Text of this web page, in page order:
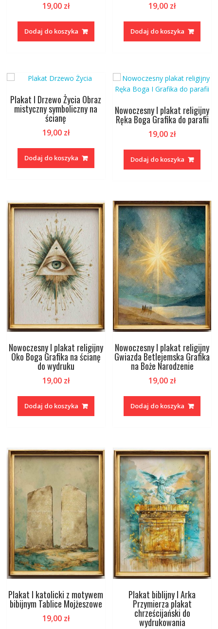
19,00 zł
Dodaj do koszyka
19,00 zł
Dodaj do koszyka
Plakat I Drzewo Życia Obraz
mistyczny symboliczny na
ścianę
19,00 zł
Dodaj do koszyka
Nowoczesny I plakat religijny
Ręka Boga Grafika do parafii
19,00 zł
Dodaj do koszyka
Nowoczesny I plakat religijny
Oko Boga Grafika na ścianę
do wydruku
19,00 zł
Dodaj do koszyka
Nowoczesny I plakat religijny
Gwiazda Betlejemska Grafika
na Boże Narodzenie
19,00 zł
Dodaj do koszyka
Plakat I katolicki z motywem
bibijnym Tablice Mojżeszowe
19,00 zł
Plakat biblijny I Arka
Przymierza plakat
chrześcijański do
wydrukowania